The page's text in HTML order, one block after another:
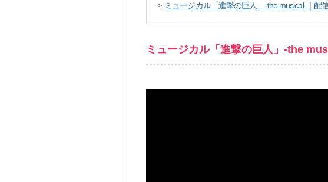
> ミュージカル「進撃の巨人」-the musical-｜配
ミュージカル「進撃の巨人」-the